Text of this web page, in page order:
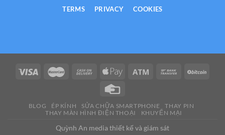
TERMS PRIVACY COOKIES
BLOG ÉP KÍNH SỬA CHỮA SMARTPHONE
THAY PIN
THAY MÀN HÌNH ĐIỆN THOẠI
KHUYẾN MẠI
Quỳnh An media thiết kế và giám sát